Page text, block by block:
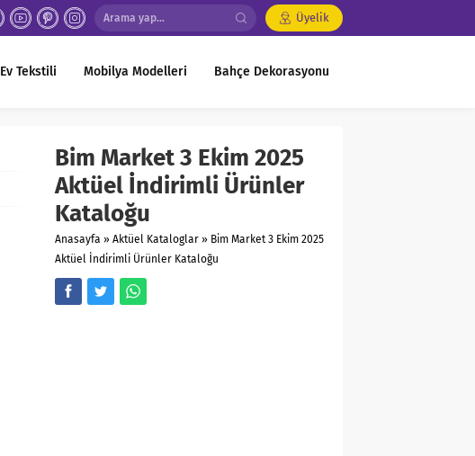
Üyelik
Ev Tekstili Mobilya Modelleri Bahçe Dekorasyonu
Bim Market 3 Ekim 2025
Aktüel İndirimli Ürünler
Kataloğu
Anasayfa » Aktüel Kataloglar » Bim Market 3 Ekim 2025
Aktüel İndirimli Ürünler Kataloğu